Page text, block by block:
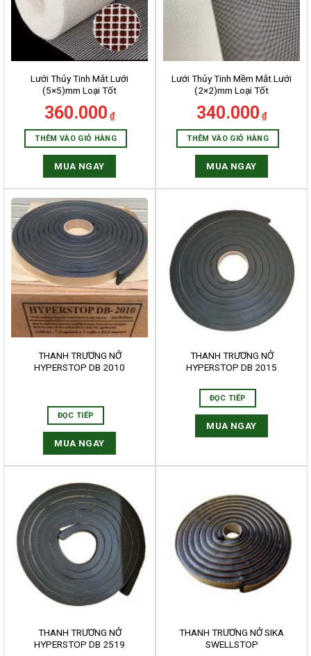
Lưới Thủy Tinh Mắt Lưới
(5×5)mm Loại Tốt
360.000 ₫
THÊM VÀO GIỎ HÀNG
MUA NGAY
Lưới Thủy Tinh Mềm Mắt Lưới
(2×2)mm Loại Tốt
340.000 ₫
THÊM VÀO GIỎ HÀNG
MUA NGAY
THANH TRƯƠNG NỞ
HYPERSTOP DB 2010
ĐỌC TIẾP
MUA NGAY
THANH TRƯƠNG NỞ
HYPERSTOP DB 2015
ĐỌC TIẾP
MUA NGAY
THANH TRƯƠNG NỞ
HYPERSTOP DB 2519
THANH TRƯƠNG NỞ SIKA
SWELLSTOP